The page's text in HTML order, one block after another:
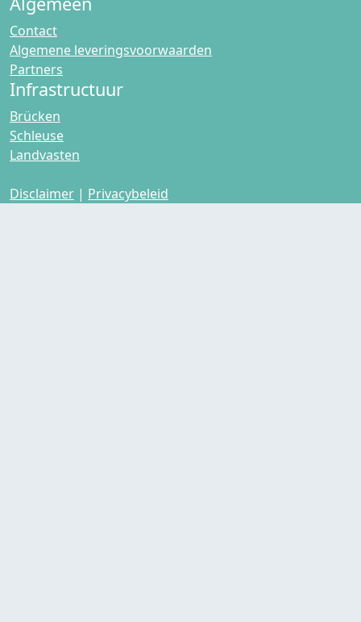
Contact
Algemene leveringsvoorwaarden
Partners
Infrastructuur
Brücken
Schleuse
Landvasten
Disclaimer | Privacybeleid